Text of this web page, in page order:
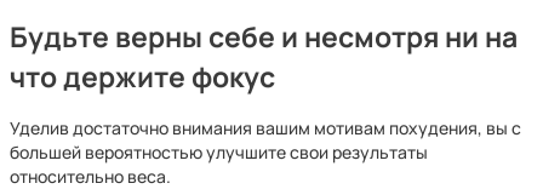
Будьте верны себе и несмотря ни на
что держите фокус
Уделив достаточно внимания вашим мотивам похудения, вы с
большей вероятностью улучшите свои результаты
относительно веса.